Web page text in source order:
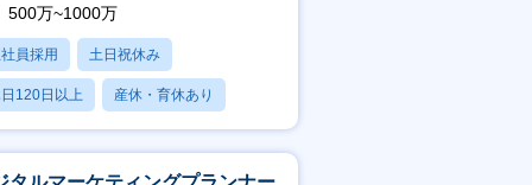
500万~1000万
員採用 土日祝休み
120日以上 産休・育休あり
なし